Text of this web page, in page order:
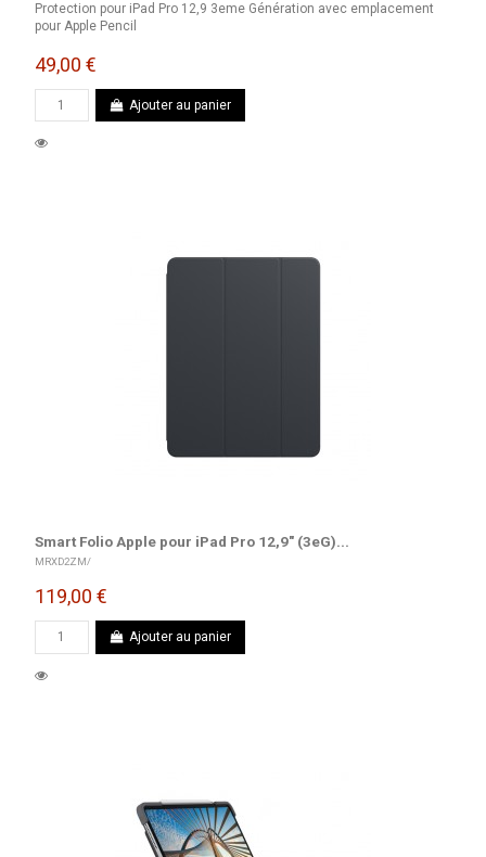
Protection pour iPad Pro 12,9 3eme Génération avec emplacement
pour Apple Pencil
49,00 €
Ajouter au panier
Smart Folio Apple pour iPad Pro 12,9" (3eG)...
MRXD2ZM/
119,00 €
Ajouter au panier